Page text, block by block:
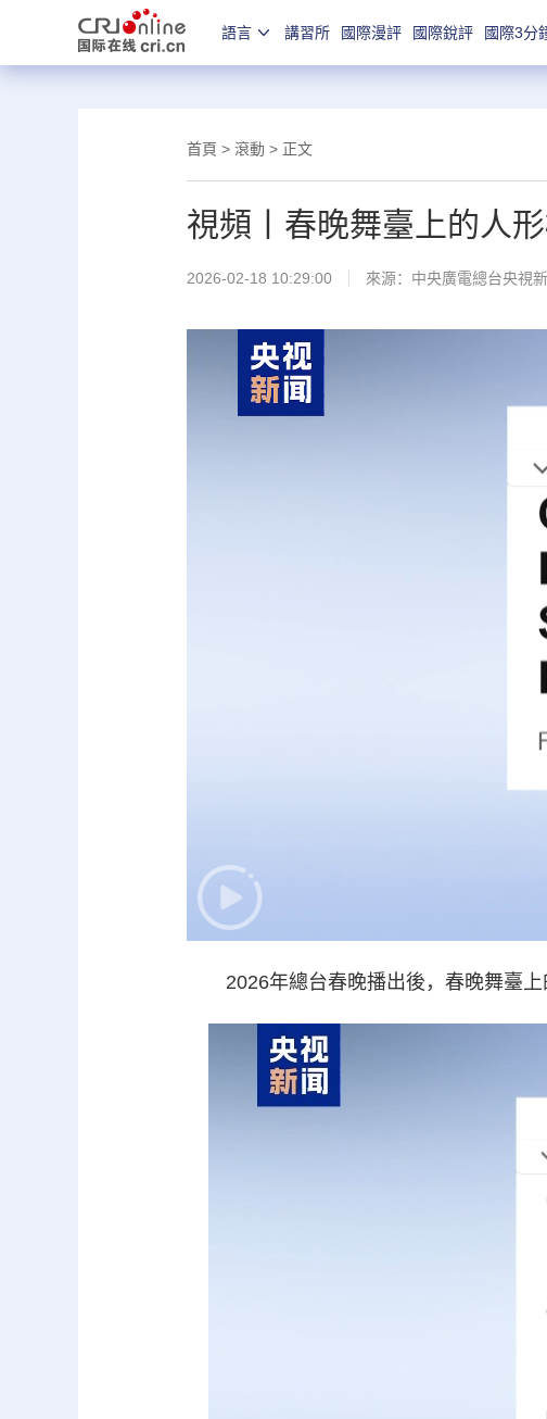
語言 講習所 國際漫評 國際銳評 國際3分
首頁 > 滾動 > 正文
視頻丨春晚舞臺上的人
2026-02-18 10:29:00 來源： 中央廣電總台央視
2026年總台春晚播出後，春晚舞臺上